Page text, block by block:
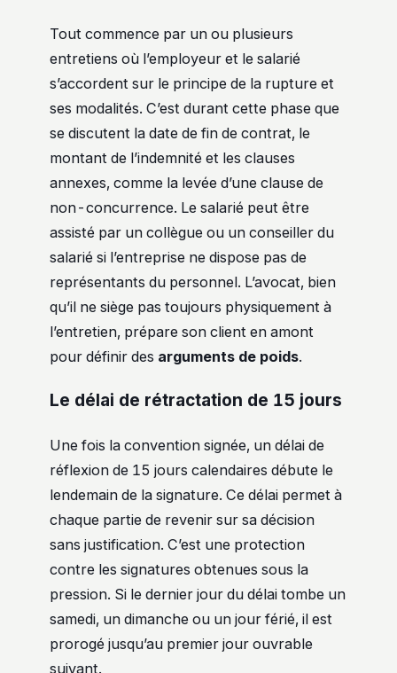
Tout commence par un ou plusieurs
entretiens où l’employeur et le salarié
s’accordent sur le principe de la rupture et
ses modalités. C’est durant cette phase que
se discutent la date de fin de contrat, le
montant de l’indemnité et les clauses
annexes, comme la levée d’une clause de
non-concurrence. Le salarié peut être
assisté par un collègue ou un conseiller du
salarié si l’entreprise ne dispose pas de
représentants du personnel. L’avocat, bien
qu’il ne siège pas toujours physiquement à
l’entretien, prépare son client en amont
pour définir des arguments de poids.
Le délai de rétractation de 15 jours
Une fois la convention signée, un délai de
réflexion de 15 jours calendaires débute le
lendemain de la signature. Ce délai permet à
chaque partie de revenir sur sa décision
sans justification. C’est une protection
contre les signatures obtenues sous la
pression. Si le dernier jour du délai tombe un
samedi, un dimanche ou un jour férié, il est
prorogé jusqu’au premier jour ouvrable
suivant.